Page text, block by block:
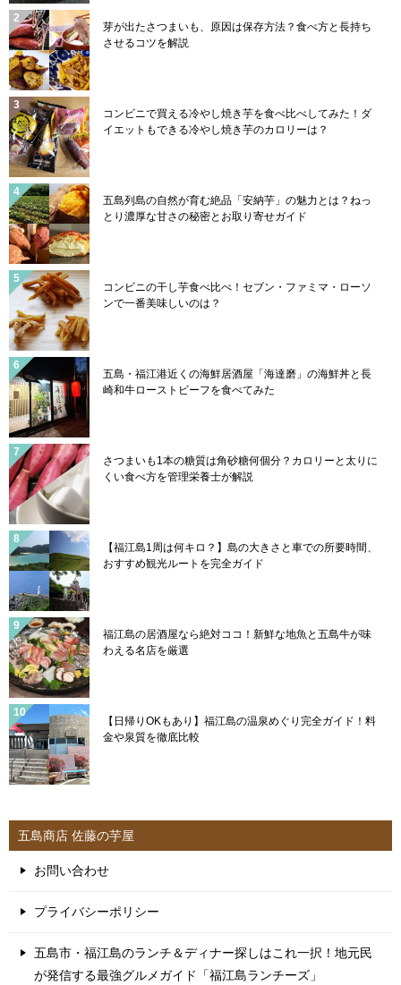
芽が出たさつまいも、原因は保存方法？食べ方と長持ち
させるコツを解説
コンビニで買える冷やし焼き芋を食べ比べしてみた！ダ
イエットもできる冷やし焼き芋のカロリーは？
五島列島の自然が育む絶品「安納芋」の魅力とは？ねっ
とり濃厚な甘さの秘密とお取り寄せガイド
コンビニの干し芋食べ比べ！セブン・ファミマ・ローソ
ンで一番美味しいのは？
五島・福江港近くの海鮮居酒屋「海達磨」の海鮮丼と長
崎和牛ローストビーフを食べてみた
さつまいも1本の糖質は角砂糖何個分？カロリーと太りに
くい食べ方を管理栄養士が解説
【福江島1周は何キロ？】島の大きさと車での所要時間、
おすすめ観光ルートを完全ガイド
福江島の居酒屋なら絶対ココ！新鮮な地魚と五島牛が味
わえる名店を厳選
【日帰りOKもあり】福江島の温泉めぐり完全ガイド！料
金や泉質を徹底比較
五島商店 佐藤の芋屋
お問い合わせ
プライバシーポリシー
五島市・福江島のランチ＆ディナー探しはこれ一択！地元民
が発信する最強グルメガイド「福江島ランチーズ」